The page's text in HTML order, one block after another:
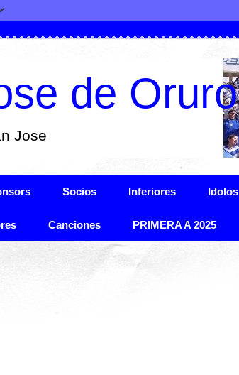
de Oruro
Jose
Socios Inferiores Idolos
Canciones PRIMERA A 2025